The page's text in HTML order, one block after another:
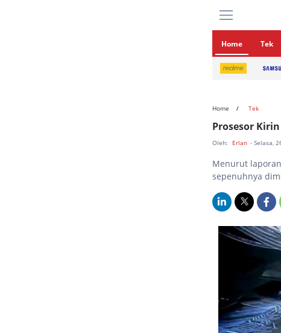
Home Tek
Home Tek
Prosesor
Oleh: Erlan - Selasa,
Menurut
sepenuhnya